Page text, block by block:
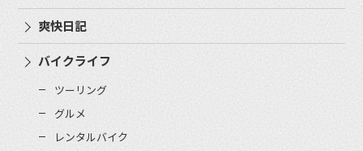
爽快日記
バイクライフ
ツーリング
グルメ
レンタルバイク